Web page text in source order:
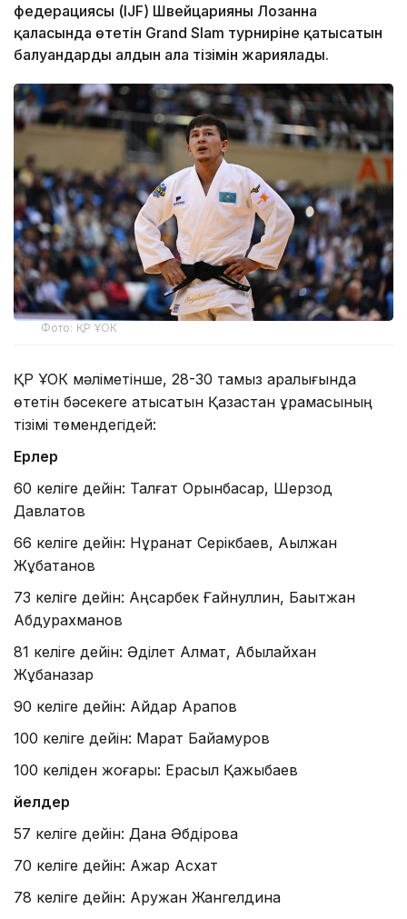
федерациясы (IJF) Швейцарияның Лозанна
қаласында өтетін Grand Slam турниріне қатысатын
балуандардың алдын ала тізімін жариялады.
Фото: ҚР ҰОК
ҚР ҰОК мәліметінше, 28-30 тамыз аралығында
өтетін бәсекеге қатысатын Қазақстан құрамасының
тізімі төмендегідей:
Ерлер
60 келіге дейін: Талғат Орынбасар, Шерзод
Давлатов
66 келіге дейін: Нұрқанат Серікбаев, Ақылжан
Жұбатқанов
73 келіге дейін: Аңсарбек Ғайнуллин, Бақытжан
Абдурахманов
81 келіге дейін: Әділет Алмат, Абылайхан
Жұбаназар
90 келіге дейін: Айдар Арапов
100 келіге дейін: Марат Байқамуров
100 келіден жоғары: Ерасыл Қажыбаев
Әйелдер
57 келіге дейін: Дана Әбдірова
70 келіге дейін: Ажар Асхат
78 келіге дейін: Аружан Жангелдина